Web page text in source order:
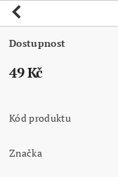
Dostupnost
49 Kč
Kód produktu
Značka